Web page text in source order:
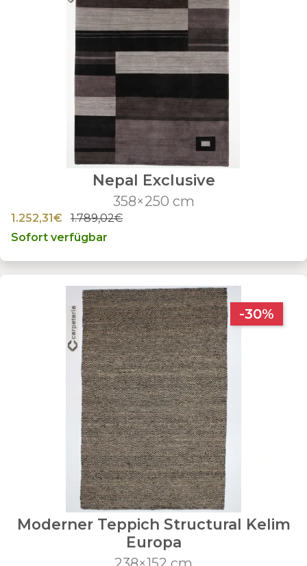
Nepal Exclusive
358×250 cm
1.252,31€
1.789,02€
Sofort verfügbar
-30%
Moderner Teppich Structural Kelim
Europa